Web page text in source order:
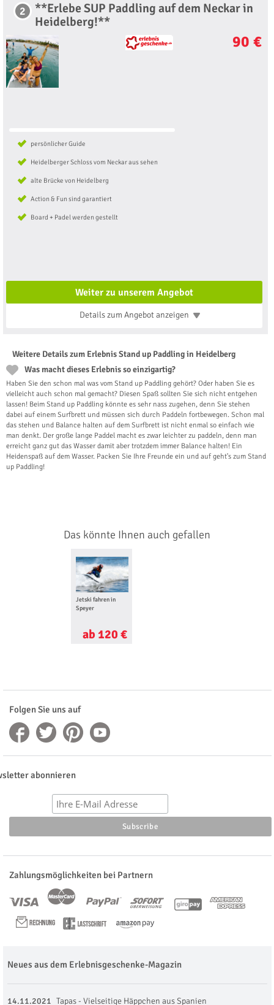
2
**Erlebe SUP Paddling auf dem Neckar in
Heidelberg!**
90 €
persönlicher Guide
Heidelberger Schloss vom Neckar aus sehen
alte Brücke von Heidelberg
Action & Fun sind garantiert
Board + Padel werden gestellt
Weiter zu unserem Angebot
Details zum Angebotanzeigen
Weitere Details zum Erlebnis Stand up Paddling in Heidelberg
Was macht dieses Erlebnis so einzigartig?
Haben Sie den schon mal was vom Stand up Paddling gehört? Oder haben Sie es
vielleicht auch schon mal gemacht? Diesen Spaß sollten Sie sich nicht entgehen
lassen! Beim Stand up Paddling könnte es sehr nass zugehen, denn Sie stehen
dabei auf einem Surfbrett und müssen sich durch Paddeln fortbewegen. Schon mal
das stehen und Balance halten auf dem Surfbrett ist nicht enmal so einfach wie
man denkt. Der große lange Paddel macht es zwar leichter zu paddeln, denn man
erreicht ganz gut das Wasser damit aber trotzdem immer Balance halten! Ein
Heidenspaß auf dem Wasser. Packen Sie Ihre Freunde ein und auf geht's zum Stand
up Paddling!
Das könnte Ihnen auch gefallen
Jetski fahren in
Speyer
ab 120 €
Folgen Sie uns auf
abonnieren
Zahlungsmöglichkeiten bei Partnern
Neues aus dem Erlebnisgeschenke-Magazin
14.11.2021 Tapas - Vielseitige Häppchen aus Spanien